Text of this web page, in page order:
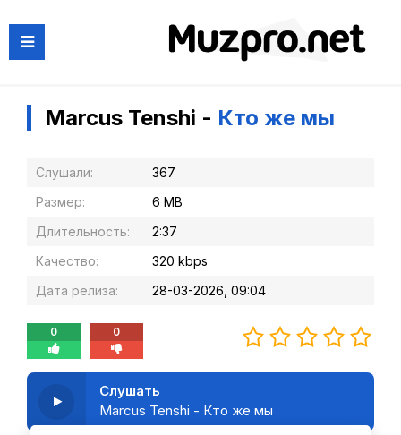
Marcus Tenshi - Кто же мы
Слушали:
367
Размер:
6 MB
Длительность:
2:37
Качество:
320 kbps
Дата релиза:
28-03-2026, 09:04
0 0
Слушать
Marcus Tenshi - Кто же мы